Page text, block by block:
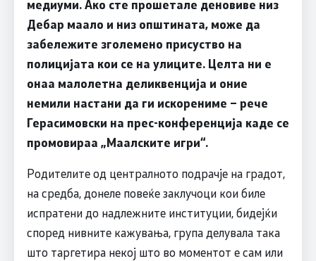
медиуми. Ако сте прошетале деновиве низ
Дебар маало и низ општината, може да
забележите зголемено присуство на
полицијата кои се на улиците. Целта ни е
онаа малолетна деликвенција и оние
немили настани да ги искорениме – рече
Герасимовски на прес-конференција каде се
промовираа „Маалските игри“.
Родителите од централното подрачје на градот,
на средба, донеле повеќе заклучоци кои биле
испратени до надлежните институции, бидејќи
според нивните кажувања, група делувала така
што таргетира некој што во моментот е сам или